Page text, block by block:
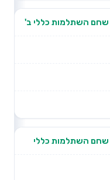
השתלמות כללי ב'
השתלמות כללי